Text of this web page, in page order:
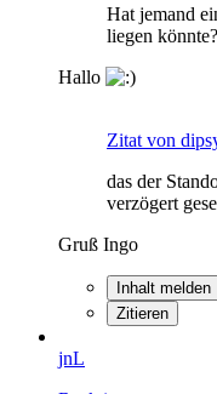
Hat jemand
liegen könnte?
Hallo
Zitat von
das der
verzögert
Gruß Ingo
Inhalt melden
Zitieren
jnL